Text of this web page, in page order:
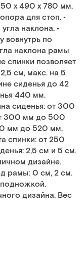
x 490 x 780 мм.
для стоп. •
наклона. •
вовнутрь по
наклона рамы
спинки позволяет
см, макс. на 5
сиденья до 42
440 мм.
сиденья: от 300
300 мм до 500
мм до 520 мм,
спинки: от 250
2,5 см и 5 см.
дизайне.
рамы: 0 см, 2 см.
дизайна. Вес